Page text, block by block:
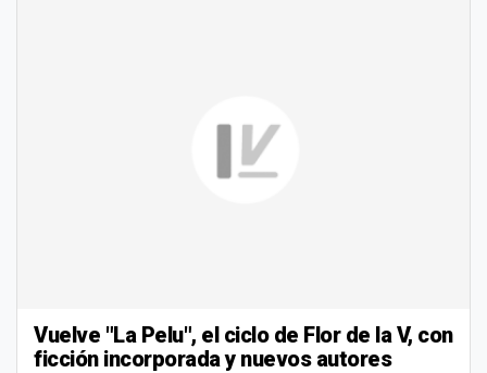
Vuelve "La Pelu", el ciclo de Flor de la V, con
ficción incorporada y nuevos autores